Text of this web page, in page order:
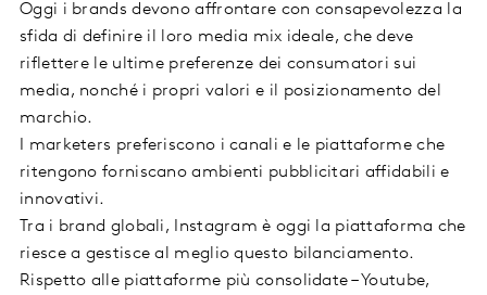
Oggi i brands devono affrontare con consapevolezza la
sfida di definire il loro media mix ideale, che deve
riflettere le ultime preferenze dei consumatori sui
media, nonché i propri valori e il posizionamento del
marchio.
I marketers preferiscono i canali e le piattaforme che
ritengono forniscano ambienti pubblicitari affidabili e
innovativi.
Tra i brand globali, Instagram è oggi la piattaforma che
riesce a gestisce al meglio questo bilanciamento.
Rispetto alle piattaforme più consolidate – Youtube,